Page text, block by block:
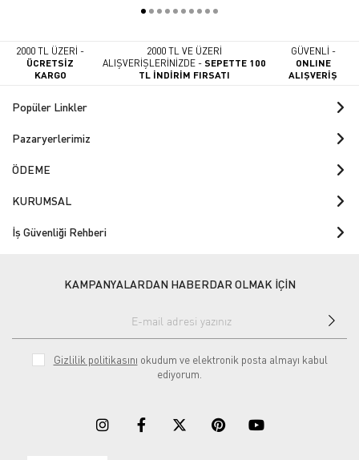
2000 TL ÜZERİ -
ÜCRETSİZ
KARGO
2000 TL VE ÜZERİ
ALIŞVERİŞLERİNİZDE -SEPETTE 100
TL İNDİRİM FIRSATI
GÜVENLİ -
ONLINE
ALIŞVERİŞ
Popüler Linkler
Pazaryerlerimiz
ÖDEME
KURUMSAL
İş Güvenliği Rehberi
KAMPANYALARDAN HABERDAR OLMAK İÇİN
Gizlilik politikasını okudum ve elektronik posta almayı kabul
ediyorum.